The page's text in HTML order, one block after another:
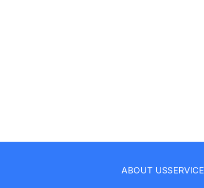
ABOUT USSERVICE